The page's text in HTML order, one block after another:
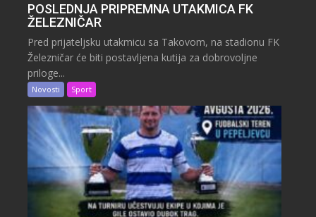
POSLEDNJA PRIPREMNA UTAKMICA FK
ŽELEZNIČAR
Pred prijateljsku utakmicu sa Takovom, na stadionu FK
Železničar će biti postavljena kutija za dobrovoljne
priloge...
Novosti Sport